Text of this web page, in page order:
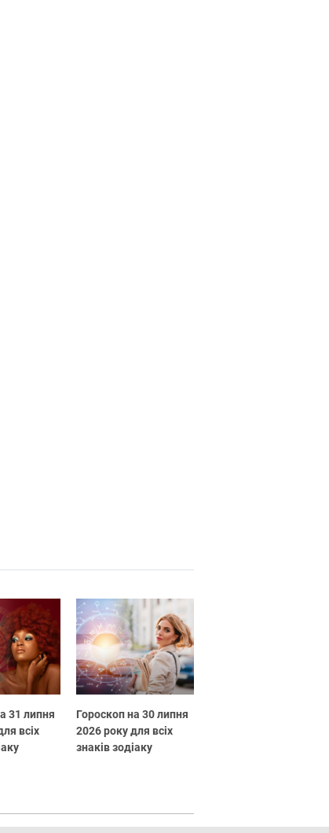
31 липня
всіх
Гороскоп на 30 липня
2026 року для всіх
знаків зодіаку